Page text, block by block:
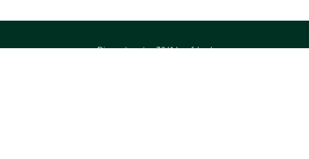
Diepestraat – 3061 Leefdaal